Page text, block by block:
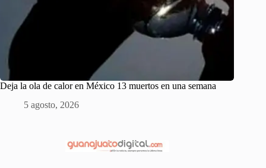
Deja la ola de calor en México 13 muertos en una semana
5 agosto, 2026